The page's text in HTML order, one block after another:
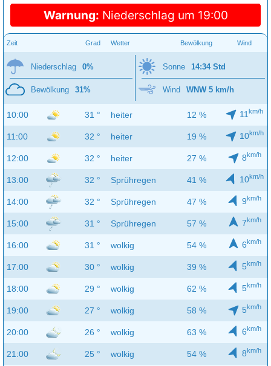
Warnung: Niederschlag um 19:00
Zeit Grad Wetter Bewölkung Wind
Niederschlag 0%
Bewölkung 31%
Sonne 14:34 Std
Wind WNW 5 km/h
10:00 31 ° heiter 12 % 11 km/h
11:00 32 ° heiter 19 % 10km/h
12:00 32 ° heiter 27 % 8km/h
13:00 32 ° Sprühregen 41 % 10km/h
14:00 32 ° Sprühregen 47 % 9km/h
15:00 31 ° Sprühregen 57 % 7km/h
16:00 31 ° wolkig 54 % 6km/h
17:00 30 ° wolkig 39 % 5km/h
18:00 29 ° wolkig 62 % 5km/h
19:00 27 ° wolkig 58 % 5km/h
20:00 26 ° wolkig 63 % 6km/h
21:00 25 ° wolkig 54 % 8km/h